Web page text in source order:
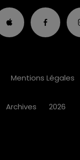
Mentions Légales
Archives 2026